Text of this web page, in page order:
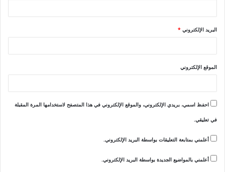
البريد الإلكتروني *
الموقع الإلكتروني
احفظ اسمي، بريدي الإلكتروني، والموقع الإلكتروني في هذا المتصفح لاستخدامها المرة المقبلة
في تعليقي.
أعلمني بمتابعة التعليقات بواسطة البريد الإلكتروني.
أعلمني بالمواضيع الجديدة بواسطة البريد الإلكتروني.